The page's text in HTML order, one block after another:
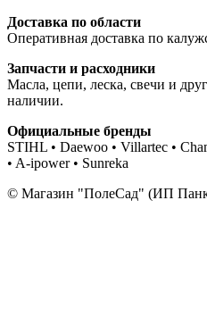
Доставка по области
Оперативная доставка по
Запчасти и расходники
Масла, цепи, леска, свечи и
наличии.
Официальные бренды
STIHL • Daewoo • Villartec •
• A-ipower • Sunreka
© Магазин "ПолеСад" (ИП